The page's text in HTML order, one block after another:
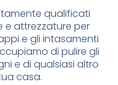
qualificati
e attrezzature per
e gli intasamenti
di pulire gli
e di qualsiasi altro
casa.